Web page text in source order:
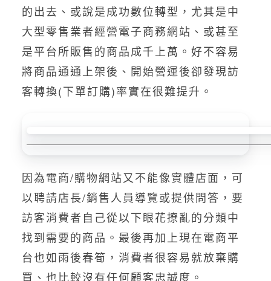
的出去、或說是成功數位轉型，尤其是中
大型零售業者經營電子商務網站、或甚至
是平台所販售的商品成千上萬。好不容易
將商品通通上架後、開始營運後卻發現訪
客轉換(下單訂購)率實在很難提升。
因為電商/購物網站又不能像實體店面，可
以聘請店長/銷售人員導覽或提供問答，要
訪客消費者自己從以下眼花撩亂的分類中
找到需要的商品。最後再加上現在電商平
台也如雨後春筍，消費者很容易就放棄購
買、也比較沒有任何顧客忠誠度。